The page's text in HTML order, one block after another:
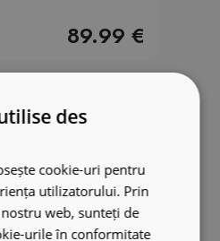
89.99 €
des
cookie-uri pentru
utilizatorului. Prin
web, sunteți de
urile în conformitate